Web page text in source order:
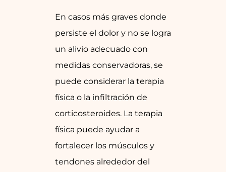
En casos más graves donde
persiste el dolor y no se logra
un alivio adecuado con
medidas conservadoras, se
puede considerar la terapia
física o la infiltración de
corticosteroides. La terapia
física puede ayudar a
fortalecer los músculos y
tendones alrededor del